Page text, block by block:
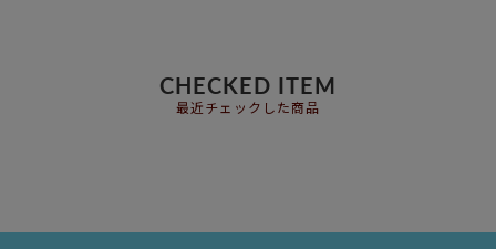
CHECKED ITEM
最近チェックした商品